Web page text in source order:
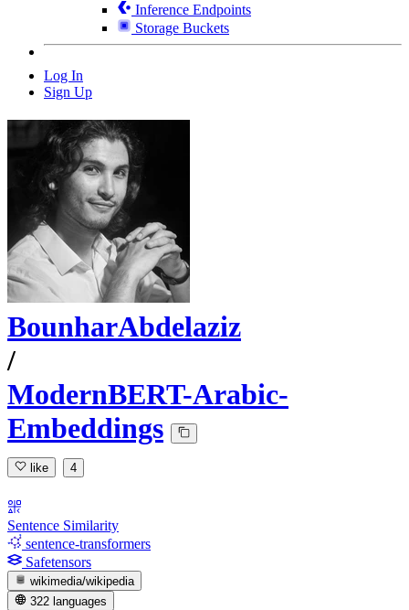
Inference Endpoints
Storage Buckets
Log In
Sign Up
BounharAbdelaziz
/
ModernBERT-Arabic-
Embeddings
like 4
Sentence Similarity
sentence-transformers
Safetensors
wikimedia/wikipedia
322 languages